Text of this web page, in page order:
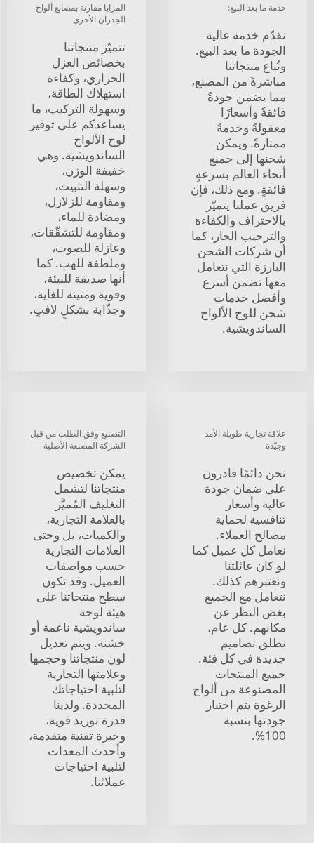
خدمة ما بعد البيع:
نقدّم خدمة عالية
الجودة ما بعد البيع.
وتُباع منتجاتنا
مباشرةً من المصنع،
مما يضمن جودةً
فائقةً وأسعارًا
معقولةً وخدمةً
ممتازةً. ويمكن
شحنها إلى جميع
أنحاء العالم بسرعةٍ
فائقةٍ. ومع ذلك، فإن
فريق عملنا يتميّز
بالاحتراف والكفاءة
والترحيب الحار، كما
أن شركات الشحن
البارزة التي نتعامل
معها تضمن أسرع
وأفضل خدمات
شحن للوح الألواح
الساندويشية.
المزايا مقارنة بمصانع ألواح
الجدران الأخرى
تتميّز منتجاتنا
بخصائص العزل
الحراري، وكفاءة
استهلاك الطاقة،
وسهولة التركيب، ما
يساعدكم على توفير
لوح الألواح
الساندويشية. وهي
خفيفة الوزن،
وسهلة التثبيت،
ومقاومة للزلازل،
ومضادة للماء،
ومقاومة للتشقّقات،
وعازلة للصوت،
وملطفة للهب. كما
أنها صديقة للبيئة،
وقوية ومتينة للغاية،
وجذّابة بشكلٍ لافتٍ.
علاقة تجارية طويلة الأمد
وجيّدة
نحن دائمًا قادرون
على ضمان جودة
عالية وأسعار
تنافسية لحماية
مصالح العملاء.
نعامل كل عميل كما
لو كان عائلتنا
ونعتبرهم كذلك.
نتعامل مع الجميع
بغض النظر عن
مكانهم. كل عام،
نطلق تصاميم
جديدة في كل فئة.
جميع المنتجات
المصنوعة من ألواح
الرغوة يتم اختبار
جودتها بنسبة
100%.
التصنيع وفق الطلب من قبل
الشركة المصنعة الأصلية
يمكن تخصيص
منتجاتنا لتشمل
التغليف المُميَّز
بالعلامة التجارية،
والكميات، بل وحتى
العلامات التجارية
حسب مواصفات
العميل. وقد تكون
سطح منتجاتنا على
هيئة لوحة
ساندويشية ناعمة أو
خشنة. ويتم تعديل
لون منتجاتنا وحجمها
وعلامتها التجارية
لتلبية احتياجاتك
المحددة. ولدينا
قدرة توريد قوية،
وخبرة تقنية متقدمة،
وأحدث المعدات
لتلبية احتياجات
عملائنا.